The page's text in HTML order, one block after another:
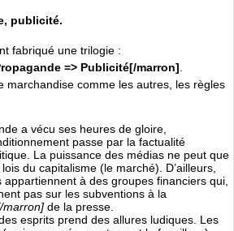
publicité.
fabriqué une trilogie :
=> Publicité[/marron].
marchandise comme les autres, les règles
a vécu ses heures de gloire,
passe par la factualité
La puissance des médias ne peut que
du capitalisme (le marché). D’ailleurs,
appartiennent à des groupes financiers qui,
pas sur les subventions à la
marron] de la presse.
esprits prend des allures ludiques. Les